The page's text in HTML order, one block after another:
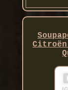
Citroën